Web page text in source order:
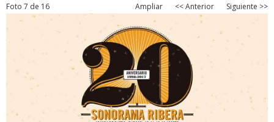
Foto 7 de 16 Ampliar << Anterior Siguiente >>